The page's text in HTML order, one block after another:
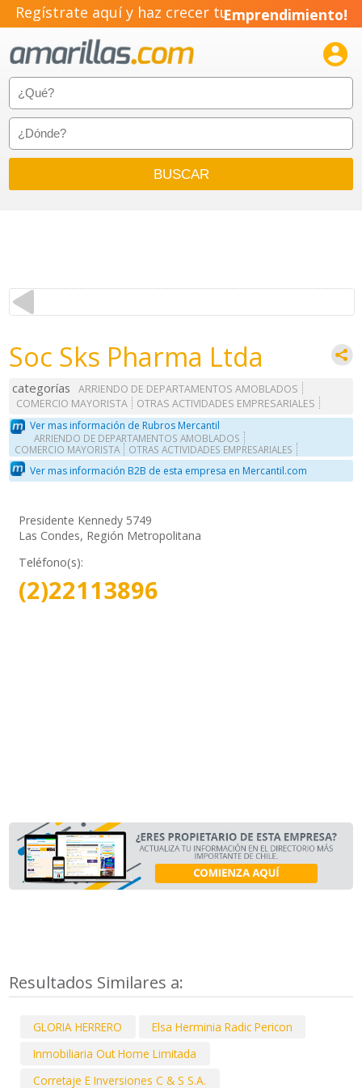
Regístrate aquí y haz crecer tuEmprendimiento!

Soc Sks Pharma Ltda
categorías
ARRIENDO DE DEPARTAMENTOS AMOBLADOS
COMERCIO MAYORISTA
OTRAS ACTIVIDADES EMPRESARIALES
Ver mas información de Rubros Mercantil
ARRIENDO DE DEPARTAMENTOS AMOBLADOS
COMERCIO MAYORISTA
OTRAS ACTIVIDADES EMPRESARIALES
Ver mas información B2B de esta empresa en Mercantil.com
Presidente Kennedy 5749
Las Condes, Región Metropolitana
Teléfono(s):
(2)22113896
Resultados Similares a:
GLORIA HERRERO
Elsa Herminia Radic Pericon
Inmobiliaria Out Home Limitada
Corretaje E Inversiones C & S S.A.